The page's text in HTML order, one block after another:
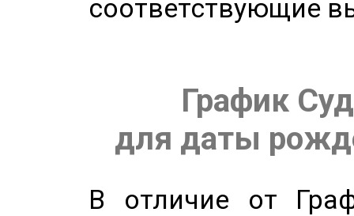
соответствующие
График
для даты
В отличие от